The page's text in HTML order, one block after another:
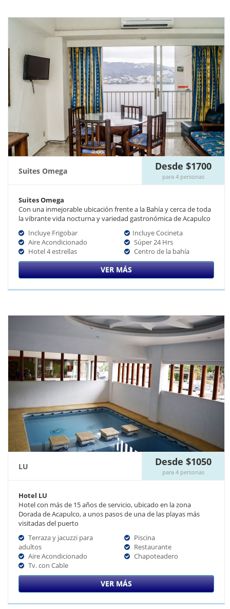
Suites Omega Desde $1700
para 4 personas
Suites Omega
Con una inmejorable ubicación frente a la Bahía y cerca de toda
la vibrante vida nocturna y variedad gastronómica de Acapulco
Incluye Frigobar
Aire Acondicionado
Hotel 4 estrellas
Incluye Cocineta
Súper 24 Hrs
Centro de la bahía
VER MÁS
LU Desde $1050
para 4 personas
Hotel LU
Hotel con más de 15 años de servicio, ubicado en la zona
Dorada de Acapulco, a unos pasos de una de las playas más
visitadas del puerto
Terraza y jacuzzi para
adultos
Aire Acondicionado
Tv. con Cable
Piscina
Restaurante
Chapoteadero
VER MÁS